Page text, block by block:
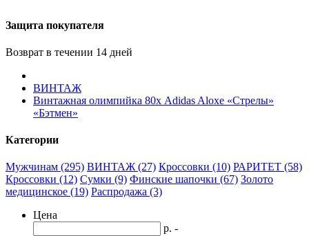
Защита покупателя
Возврат в течении 14 дней
ВИНТАЖ
Винтажная олимпийка 80х Adidas Aloxe «Стрелы»
«Бэтмен»
Категории
Мужчинам (295) ВИНТАЖ (27) Кроссовки (10) РАРИТЕТ (58)
Кроссовки (12) Сумки (9) Финские шапочки (67) Золото
медицинское (19) Распродажа (3)
Цена
р. -